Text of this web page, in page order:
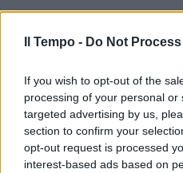
Il Tempo - Do Not
If you wish to opt-out of the
processing of your personal
targeted advertising by us,
section to confirm your
opt-out request is processed
interest-based ads based on
In evidenza